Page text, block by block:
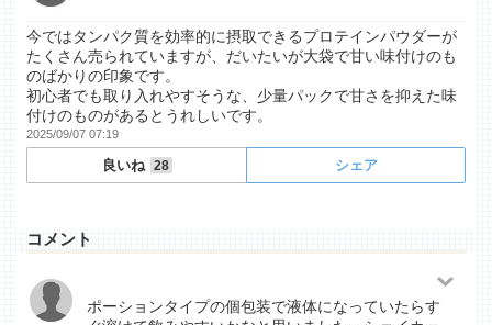
今ではタンパク質を効率的に摂取できるプロテインパウダーが
たくさん売られていますが、だいたいが大袋で甘い味付けのも
のばかりの印象です。
初心者でも取り入れやすそうな、少量パックで甘さを抑えた味
付けのものがあるとうれしいです。
2025/09/07 07:19
良いね 28 シェア
コメント
ポーションタイプの個包装で液体になっていたらす